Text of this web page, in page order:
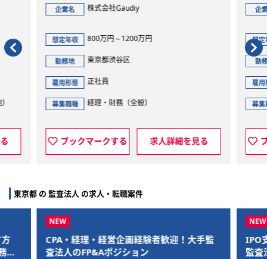
企業名 株式会社Gaudiy
想定年収 800万円～1200万円
勤務地 東京都渋谷区
雇用形態 正社員
募集職種 経理・財務（全般）
ブックマークする 求人詳細を見る
企業名
想定年収
勤務地
雇用形態
募集職種
ブッ
東京都 の 監査法人 の求人・転職案件
で
CPA・経理・経営企画経験者歓迎！大手監
査法人のFP&Aポジション
IPO
監査